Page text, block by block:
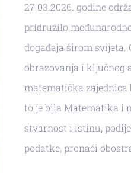
27.03.2026. godine
pridružilo
događaja širom svijeta.
obrazovanja i ključnog
matematička zajednica
to je bila Matematika i
stvarnost i istinu,
podatke, pronaći